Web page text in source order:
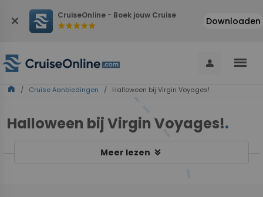
close CruiseOnline - Boek jouw Cruise
starstarstarstarstar Downloaden
person menu
home / Cruise Aanbiedingen / Halloween bij Virgin Voyages!
Halloween bij Virgin Voyages!.
Meer lezen keyboard_double_arrow_down